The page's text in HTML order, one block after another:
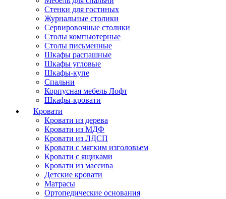
Стенки для гостиных
Журнальные столики
Сервировочные столики
Столы компьютерные
Столы письменные
Шкафы распашные
Шкафы угловые
Шкафы-купе
Спальни
Корпусная мебель Лофт
Шкафы-кровати
Кровати
Кровати из дерева
Кровати из МДФ
Кровати из ЛДСП
Кровати с мягким изголовьем
Кровати с ящиками
Кровати из массива
Детские кровати
Матрасы
Ортопедические основания